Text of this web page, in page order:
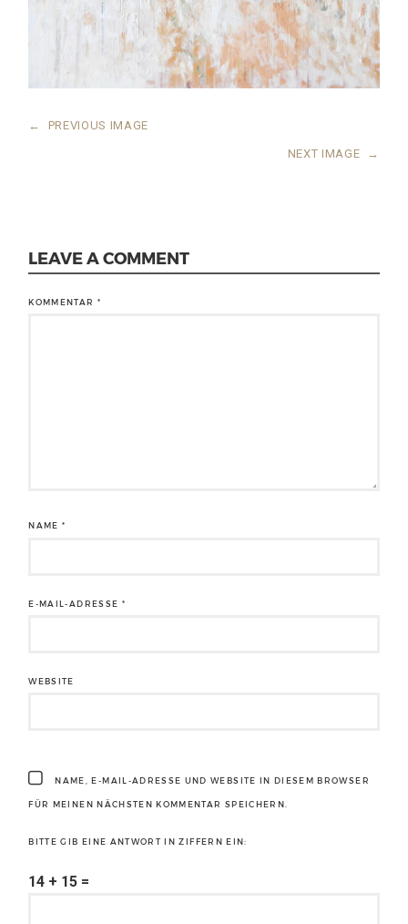
← PREVIOUS IMAGE
NEXT IMAGE →
LEAVE A COMMENT
KOMMENTAR *
NAME*
E-MAIL-ADRESSE *
WEBSITE
NAME, E-MAIL-ADRESSE UND WEBSITE IN DIESEM BROWSER
FÜR MEINEN NÄCHSTEN KOMMENTAR SPEICHERN.
BITTE GIB EINE ANTWORT IN ZIFFERN EIN:
14 + 15 =